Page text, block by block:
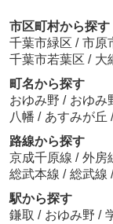
市区町村から探す
千葉市緑区 / 市原
千葉市若葉区 / 大
町名から探す
おゆみ野 / おゆみ
八幡 / あすみが丘 /
路線から探す
京成千原線 / 外房
総武本線 / 総武線 /
駅から探す
鎌取 / おゆみ野 /